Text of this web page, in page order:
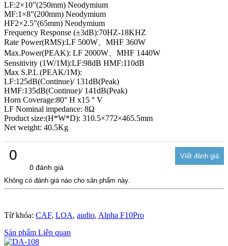
LF:2×10”(250mm) Neodymium
MF:1×8”(200mm) Neodymium
HF2×2.5”(65mm) Neodymium
Frequency Response (±3dB):70HZ-18KHZ
Rate Power(RMS):LF 500W、MHF 360W
Max.Power(PEAK): LF 2000W、MHF 1440W
Sensitivity (1W/1M):LF:98dB HMF:110dB
Max S.P.L (PEAK/1M):
LF:125dB(Continue)/ 131dB(Peak)
HMF:135dB(Continue)/ 141dB(Peak)
Horn Coverage:80° H x15 ° V
LF Nominal impedance: 8Ω
Product size:(H*W*D): 310.5×772×465.5mm
Net weight: 40.5Kg
0
0 đánh giá
Không có đánh giá nào cho sản phẩm này.
Từ khóa: CAF, LOA, audio, Alpha F10Pro
Sản phẩm Liên quan